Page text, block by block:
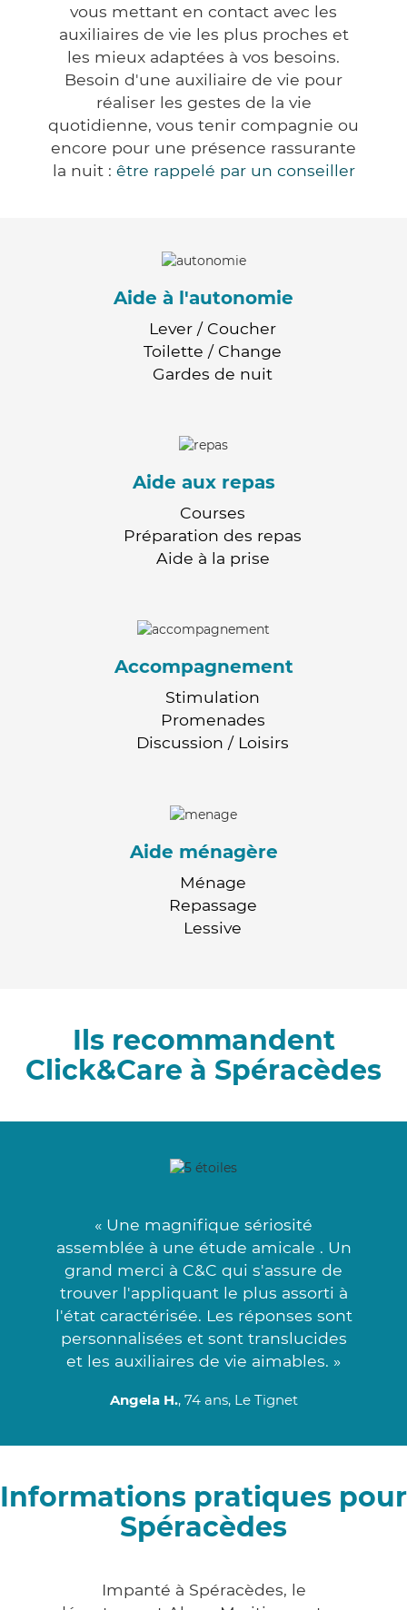
vous mettant en contact avec les
auxiliaires de vie les plus proches et
les mieux adaptées à vos besoins.
Besoin d'une auxiliaire de vie pour
réaliser les gestes de la vie
quotidienne, vous tenir compagnie ou
encore pour une présence rassurante
la nuit : être rappelé par un conseiller
Aide à l'autonomie
Lever / Coucher
Toilette / Change
Gardes de nuit
Aide aux repas
Courses
Préparation des repas
Aide à la prise
Accompagnement
Stimulation
Promenades
Discussion / Loisirs
Aide ménagère
Ménage
Repassage
Lessive
Ils recommandent
Click&Care à Spéracèdes
« Une magnifique sériosité
assemblée à une étude amicale . Un
grand merci à C&C qui s'assure de
trouver l'appliquant le plus assorti à
l'état caractérisée. Les réponses sont
personnalisées et sont translucides
et les auxiliaires de vie aimables. »
Angela H., 74 ans, Le Tignet
Informations pratiques pour
Spéracèdes
Impanté à Spéracèdes, le